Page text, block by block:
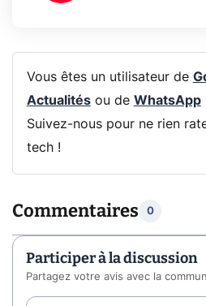
Vous êtes un utilisateur de
Actualitésou de WhatsApp
Suivez-nous pour ne rien
tech !
Commentaires 0
Participer à la discussion
Partagez votre avis avec la